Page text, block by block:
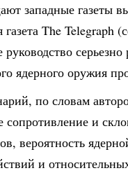
западные газеты
газета The
руководство
ядерного оружия
по словам
сопротивление и
вероятность
и